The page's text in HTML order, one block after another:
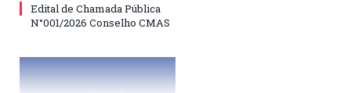
Edital de Chamada Pública
N°001/2026 Conselho CMAS